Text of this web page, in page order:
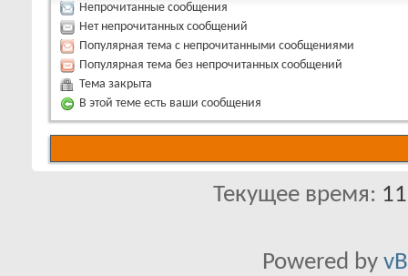
Непрочитанные сообщения
Нет непрочитанных сообщений
Популярная тема с непрочитанными сообщениями
Популярная тема без непрочитанных сообщений
Тема закрыта
В этой теме есть ваши сообщения
Текущее время:
Powered by